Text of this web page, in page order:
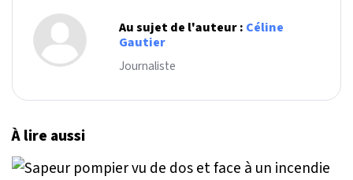
Au sujet de l'auteur : Céline
Gautier
Journaliste
À lire aussi